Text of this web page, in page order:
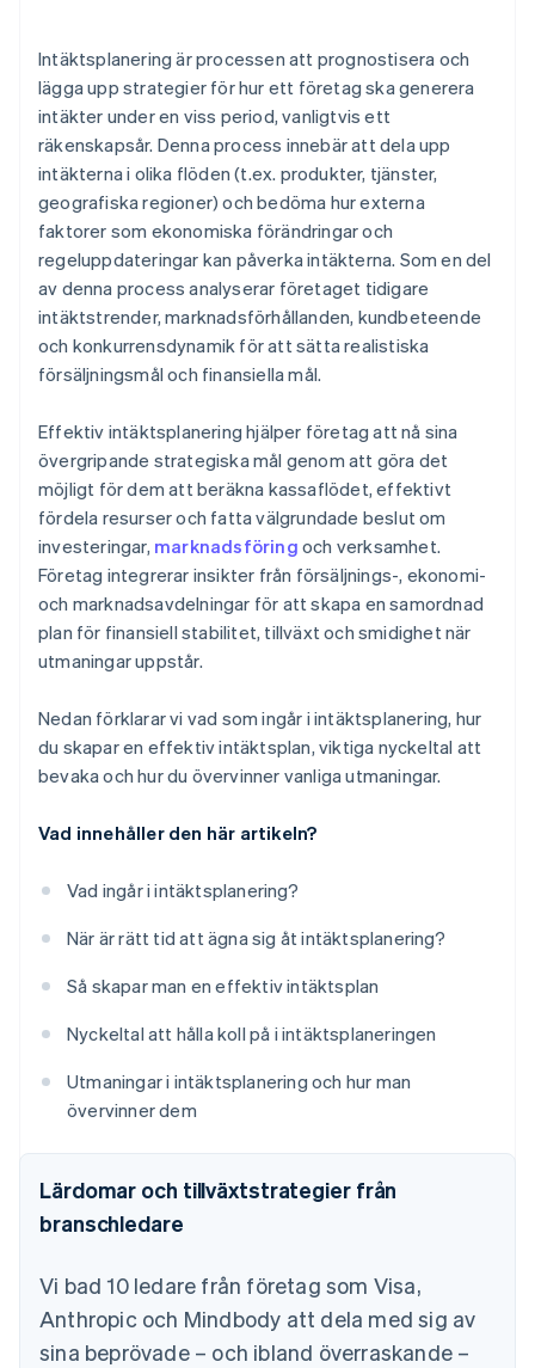
Fördela resurser strategiskt
Skapa en handlingsplan
Integrera tvärfunktionella insikter
Planera för potentiella risker
Övervaka nyckeltal
Håll dig flexibel
Kundbortfall
ARPU
Hastighet i försäljningspipeline
Vinstfrekvens
Tillväxtgrad för intäkter
Bruttomarginal
Intäkt per anställd
Net promoter score (NPS)
Beaktande av kundbortfall
Övertro på historiska data
Riskhantering
Nya intäktsflöden
Förändrade konsumentpreferenser
Orealistiska försäljningsprognoser
Resursbegränsningar
Intäktsplanering är processen att prognostisera och
lägga upp strategier för hur ett företag ska generera
intäkter under en viss period, vanligtvis ett
räkenskapsår. Denna process innebär att dela upp
intäkterna i olika flöden (t.ex. produkter, tjänster,
geografiska regioner) och bedöma hur externa
faktorer som ekonomiska förändringar och
regeluppdateringar kan påverka intäkterna. Som en del
av denna process analyserar företaget tidigare
intäktstrender, marknadsförhållanden, kundbeteende
och konkurrensdynamik för att sätta realistiska
försäljningsmål och finansiella mål.
Effektiv intäktsplanering hjälper företag att nå sina
övergripande strategiska mål genom att göra det
möjligt för dem att beräkna kassaflödet, effektivt
fördela resurser och fatta välgrundade beslut om
investeringar, marknadsföring och verksamhet.
Företag integrerar insikter från försäljnings-, ekonomi-
och marknadsavdelningar för att skapa en samordnad
plan för finansiell stabilitet, tillväxt och smidighet när
utmaningar uppstår.
Nedan förklarar vi vad som ingår i intäktsplanering, hur
du skapar en effektiv intäktsplan, viktiga nyckeltal att
bevaka och hur du övervinner vanliga utmaningar.
Vad innehåller den här artikeln?
Vad ingår i intäktsplanering?
När är rätt tid att ägna sig åt intäktsplanering?
Så skapar man en effektiv intäktsplan
Nyckeltal att hålla koll på i intäktsplaneringen
Utmaningar i intäktsplanering och hur man
övervinner dem
Lärdomar och tillväxtstrategier från
branschledare
Vi bad 10 ledare från företag som Visa,
Anthropic och Mindbody att dela med sig av
sina beprövade – och ibland överraskande –